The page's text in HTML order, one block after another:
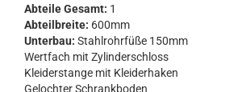
Ab­tei­le Ge­samt: 1
Ab­teil­brei­te: 600mm
Un­ter­bau: Stahl­rohr­fü­ße 150mm
Wert­fach mit Zy­lin­der­schloss
Klei­der­stan­ge mit Klei­der­ha­ken
Ge­loch­ter Schrank­bo­den